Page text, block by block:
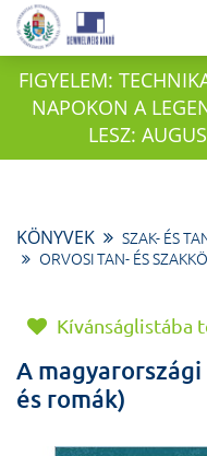
FIGYELEM:
NAPOKON A
LESZ:
KÖNYVEK
SZAK- ÉS
ORVOSI TAN- ÉS
Kívánságlistába
A
és romák)